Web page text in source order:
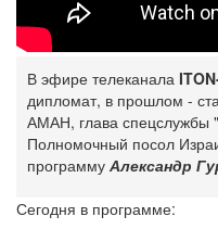
В эфире телеканала
дипломат, в прошлом -
АМАН, глава спецслужбы
Полномочный посол
программу Александр
Сегодня в программе: